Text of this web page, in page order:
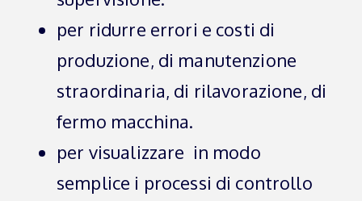
per ridurre errori e costi di
produzione, di manutenzione
straordinaria, di rilavorazione, di
fermo macchina.
per visualizzare in modo
semplice i processi di controllo